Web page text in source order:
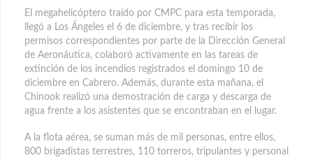
El megahelicóptero traído por CMPC para esta temporada,
llegó a Los Ángeles el 6 de diciembre, y tras recibir los
permisos correspondientes por parte de la Dirección General
de Aeronáutica, colaboró activamente en las tareas de
extinción de los incendios registrados el domingo 10 de
diciembre en Cabrero. Además, durante esta mañana, el
Chinook realizó una demostración de carga y descarga de
agua frente a los asistentes que se encontraban en el lugar.
A la flota aérea, se suman más de mil personas, entre ellos,
800 brigadistas terrestres, 110 torreros, tripulantes y personal